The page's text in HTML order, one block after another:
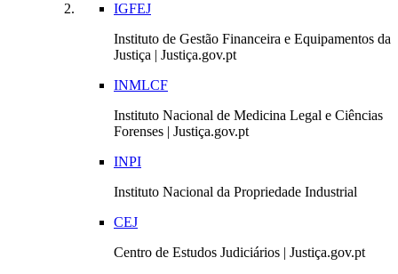
IGFEJ
Instituto de Gestão Financeira e Equipamentos da
Justiça | Justiça.gov.pt
INMLCF
Instituto Nacional de Medicina Legal e Ciências
Forenses | Justiça.gov.pt
INPI
Instituto Nacional da Propriedade Industrial
CEJ
Centro de Estudos Judiciários | Justiça.gov.pt